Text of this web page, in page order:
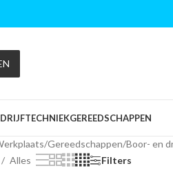
GEREEDSCHAPPEN
/Gereedschappen/Boor- en
Alles Filters